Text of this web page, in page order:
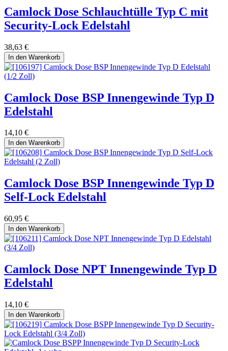
Camlock Dose Schlauchtülle Typ C mit
Security-Lock Edelstahl
38,63 €
In den Warenkorb
Camlock Dose BSP Innengewinde Typ D
Edelstahl
14,10 €
In den Warenkorb
Camlock Dose BSP Innengewinde Typ D
Self-Lock Edelstahl
60,95 €
In den Warenkorb
Camlock Dose NPT Innengewinde Typ D
Edelstahl
14,10 €
In den Warenkorb